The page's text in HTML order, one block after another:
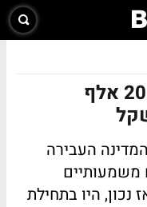
המדינה העבירה למעל 200 אלף
העבירה
משמעותיים
היו בתחילת